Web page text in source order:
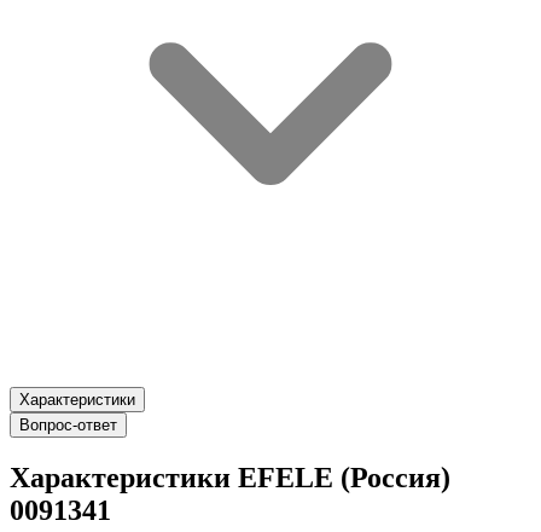
Характеристики
Вопрос-ответ
Характеристики EFELE (Россия)
0091341